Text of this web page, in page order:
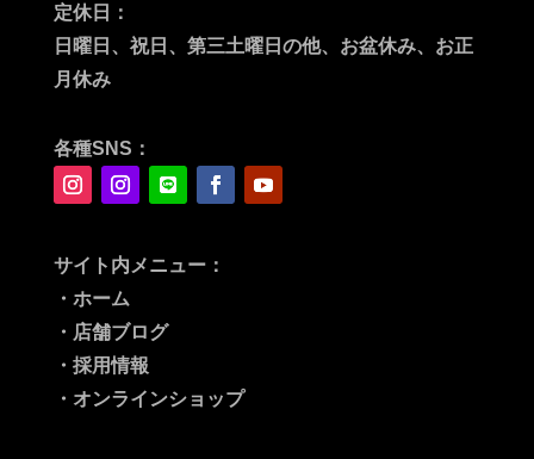
定休日：
日曜日、祝日、第三土曜日の他、お盆休み、お正
月休み
各種SNS：
サイト内メニュー：
・ホーム
・店舗ブログ
・採用情報
・オンラインショップ